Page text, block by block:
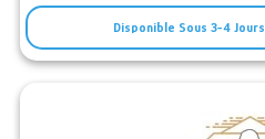
Disponible Sous 3-4 Jours